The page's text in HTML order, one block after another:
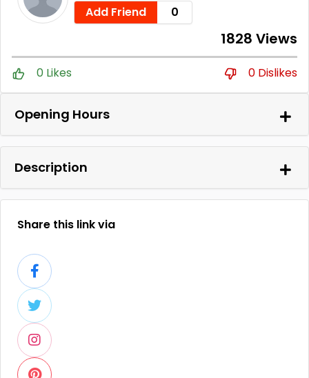
Add Friend 0
1828 Views
0 Likes 0 Dislikes
Opening Hours
Description
Share this link via